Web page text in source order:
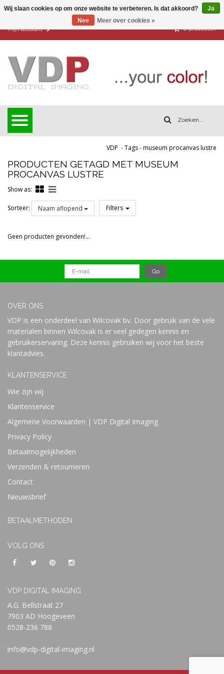
Mijn account 0 producten
VDP -Tags-museum procanvas lustre
PRODUCTEN GETAGD MET MUSEUM
PROCANVAS LUSTRE
Show as:
Sorteer: Naam aflopend Filters
Prijs
Geen producten gevonden!...
OVER ONS
VDP is een onderdeel van Wilcovak bv. Door gebruik van de vele
materialen binnen Wilcovak is er veel gedegen kennis en
gebruikerservaring. Deze kennis gebruiken wij voor het beste
klantadvies.
KLANTENSERVICE
Wie zijn wij
Klantenservice
Algemene Voorwaarden | VDP Digital Imaging
Privacy Policy
Betaalmogelijkheden
Verzenden & retourneren
Contact
Nieuwsbrief
BETAALMETHODEN
VOLG ONS
VDP DIGITAL IMAGING
A.G. Bellstraat 27
7903 AD Hoogeveen
0528-236 788
info@vdp-digital-imaging.nl
Wij slaan cookies op om onze website te verbeteren. Is dat akkoord?
Ja
Nee
Meer over cookies »